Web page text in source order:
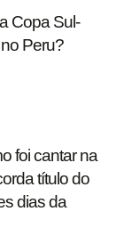
Copa Sul-
Peru?
foi cantar na
título do
dias da